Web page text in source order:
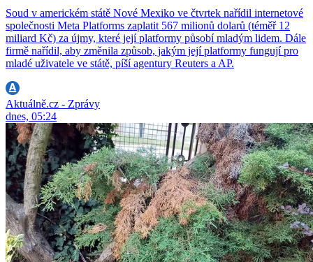
Soud v americkém státě Nové Mexiko ve čtvrtek nařídil internetové
společnosti Meta Platforms zaplatit 567 milionů dolarů (téměř 12
miliard Kč) za újmy, které její platformy působí mladým lidem. Dále
firmě nařídil, aby změnila způsob, jakým její platformy fungují pro
mladé uživatele ve státě, píší agentury Reuters a AP.
Aktuálně.cz - Zprávy
dnes, 05:24